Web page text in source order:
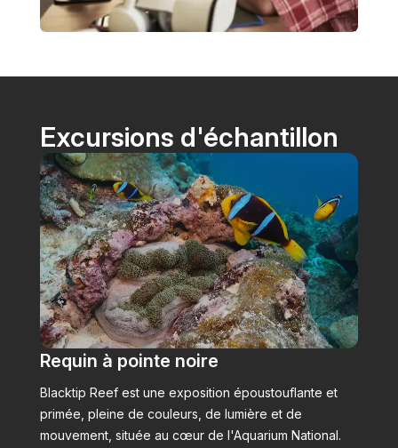
Excursions d'échantillon
Requin à pointe noire
Blacktip Reef est une exposition époustouflante et
primée, pleine de couleurs, de lumière et de
mouvement, située au cœur de l'Aquarium National.